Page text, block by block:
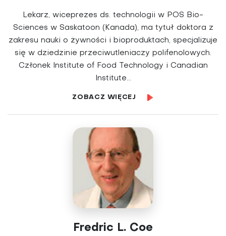
Lekarz, wiceprezes ds. technologii w POS Bio-
Sciences w Saskatoon (Kanada), ma tytuł doktora z
zakresu nauki o żywności i bioproduktach, specjalizuje
się w dziedzinie przeciwutleniaczy polifenolowych.
Członek Institute of Food Technology i Canadian
Institute...
ZOBACZ WIĘCEJ
Fredric L. Coe